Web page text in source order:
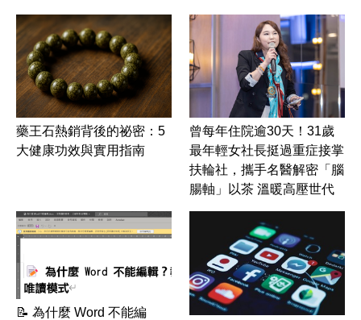
藥王石熱銷背後的祕密：5
大健康功效與實用指南
曾每年住院逾30天！31歲
最年輕女社長挺過重症接掌
扶輪社，攜手名醫解密「腦
腸軸」以茶 溫暖高壓世代
📝 為什麼 Word 不能編